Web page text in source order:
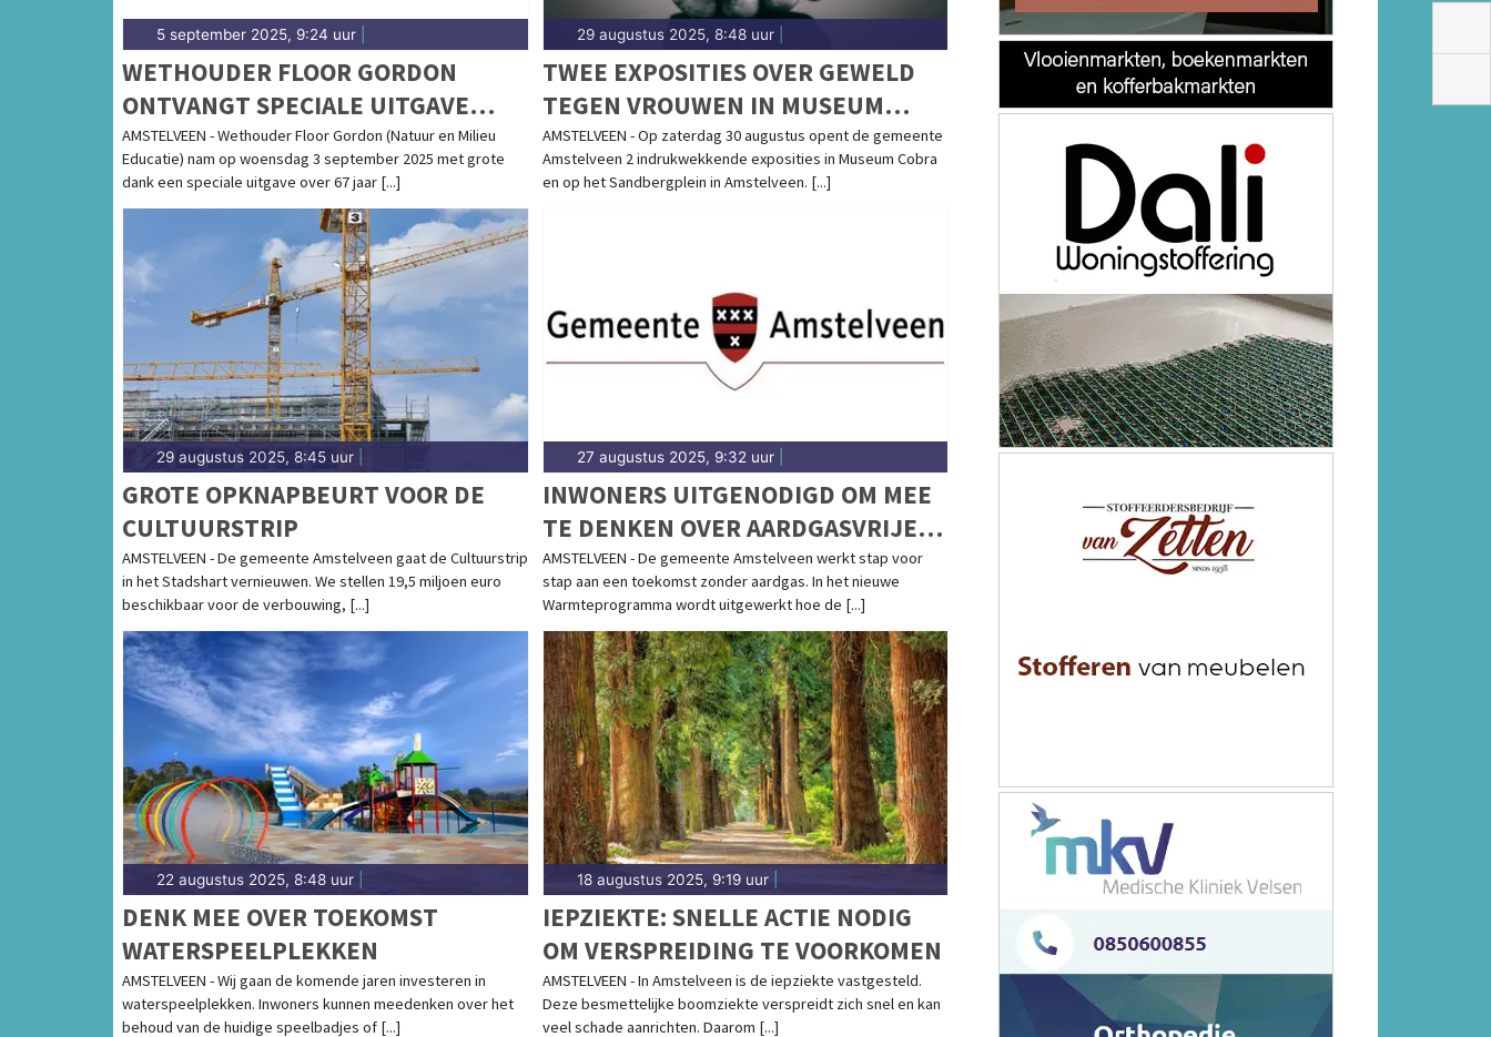
5 september 2025, 9:24 uur
WETHOUDER FLOOR GORDON
ONTVANGT SPECIALE UITGAVE
OVER AMSTELVEENSE
SCHOOLTUINEN
AMSTELVEEN - Wethouder Floor Gordon (Natuur en Milieu
Educatie) nam op woensdag 3 september 2025 met grote
dank een speciale uitgave over 67 jaar [...]
29 augustus 2025, 8:48 uur|
TWEE EXPOSITIES OVER GEWELD
TEGEN VROUWEN IN MUSEUM
COBRA
AMSTELVEEN - Op zaterdag 30 augustus opent de gemeente
Amstelveen 2 indrukwekkende exposities in Museum Cobra
en op het Sandbergplein in Amstelveen. [...]
29 augustus 2025, 8:45 uur
GROTE OPKNAPBEURT VOOR DE
CULTUURSTRIP
AMSTELVEEN - De gemeente Amstelveen gaat de Cultuurstrip
in het Stadshart vernieuwen. We stellen 19,5 miljoen euro
beschikbaar voor de verbouwing, [...]
27 augustus 2025, 9:32 uur|
INWONERS UITGENODIGD OM MEE
TE DENKEN OVER AARDGASVRIJE
TOEKOMST
AMSTELVEEN - De gemeente Amstelveen werkt stap voor
stap aan een toekomst zonder aardgas. In het nieuwe
Warmteprogramma wordt uitgewerkt hoe de [...]
22 augustus 2025, 8:48 uur
DENK MEE OVER TOEKOMST
WATERSPEELPLEKKEN
AMSTELVEEN - Wij gaan de komende jaren investeren in
waterspeelplekken. Inwoners kunnen meedenken over het
behoud van de huidige speelbadjes of [...]
18 augustus 2025, 9:19 uur|
IEPZIEKTE: SNELLE ACTIE NODIG
OM VERSPREIDING TE VOORKOMEN
AMSTELVEEN - In Amstelveen is de iepziekte vastgesteld.
Deze besmettelijke boomziekte verspreidt zich snel en kan
veel schade aanrichten. Daarom [...]